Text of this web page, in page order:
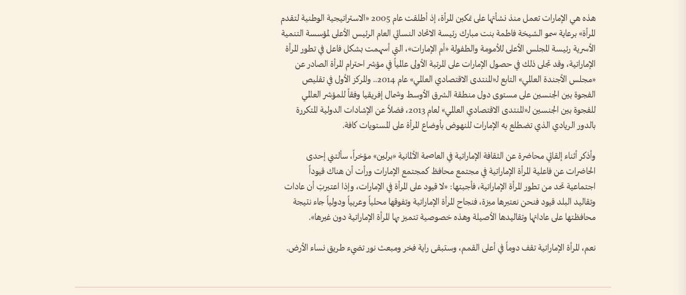
هذه هي الإمارات تعمل منذ نشأتها على تمكين المرأة، إذ أطلقت عام 2005 «الاستراتيجية الوطنية لتقدم
المرأة» برعاية سمو الشيخة فاطمة بنت مبارك رئيسة الاتحاد النسائي العام الرئيس الأعلى لمؤسسة التنمية
الأسرية رئيسة المجلس الأعلى للأمومة والطفولة «أم الإمارات»، التي أسهمت بشكل فاعل في تطور المرأة
الإماراتية، وقد تجلى ذلك في حصول الإمارات على المرتبة الأولى عالمياً في مؤشر احترام المرأة الصادر عن
«مجلس الأجندة العالمي» التابع لـ«المنتدى الاقتصادي العالمي» عام 2014.. والمركز الأول في تقليص
الفجوة بين الجنسين على مستوى دول منطقة الشرق الأوسط وشمال إفريقيا وفقاً للمؤشر العالمي
للفجوة بين الجنسين لـ«المنتدى الاقتصادي العالمي» لعام 2013، فضلاً عن الإشادات الدولية المتكررة
بالدور الريادي الذي تضطلع به الإمارات للنهوض بأوضاع المرأة على المستويات كافة.
وأذكر أثناء إلقائي محاضرة عن الثقافة الإماراتية في العاصمة الألمانية «برلين» مؤخراً، سألتني إحدى
الحاضرات عن فاعلية المرأة الإماراتية في مجتمع محافظ كمجتمع الإمارات ورأت أن هناك قيوداً
اجتماعية تحد من تطور المرأة الإماراتية، فأجبتها: «لا قيود على المرأة في الإمارات، وإذا اعتبرتِ أن عادات
وتقاليد البلد قيود فنحن نعتبرها ميزة، فنجاح المرأة الإماراتية وتفوقها محلياً وعربياً ودولياً جاء نتيجة
محافظتها على عاداتها وتقاليدها الأصيلة وهذه خصوصية تتميز بها المرأة الإماراتية دون غيرها».
نعم، المرأة الإماراتية تقف دوماً في أعلى القمم، وستبقى راية فخر ومبعث نور تضيء طريق نساء الأرض.